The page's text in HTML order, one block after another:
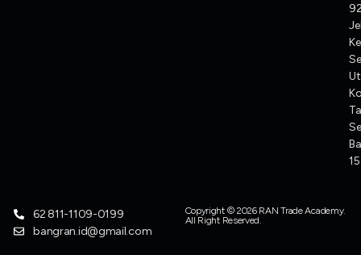
Copyright © 2026 RAN Trade Academy.
All Right Reserved.
62 811-1109-0199
bangran.id@gmail.com